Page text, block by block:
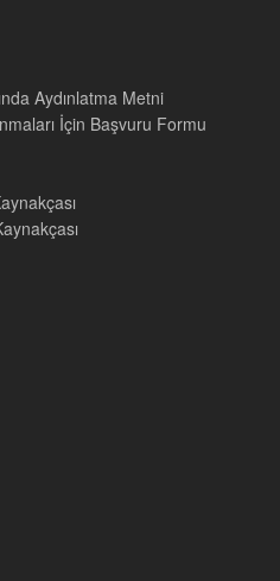
Aydınlatma Metni
İçin Başvuru Formu